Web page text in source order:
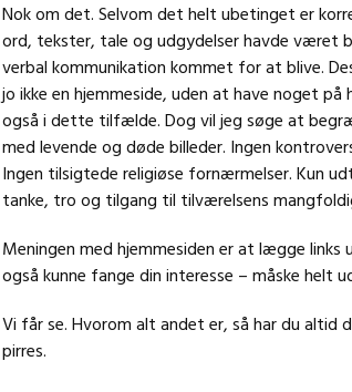
Nok om det. Selvom det helt ubetinget er
ord, tekster, tale og udgydelser havde været
verbal kommunikation kommet for at blive.
jo ikke en hjemmeside, uden at have noget
også i dette tilfælde. Dog vil jeg søge at
med levende og døde billeder. Ingen
Ingen tilsigtede religiøse fornærmelser. Kun
tanke, tro og tilgang til tilværelsens
Meningen med hjemmesiden er at lægge
også kunne fange din interesse – måske helt
Vi får se. Hvorom alt andet er, så har du altid
pirres.